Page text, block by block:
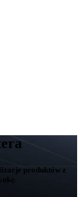
produktów z